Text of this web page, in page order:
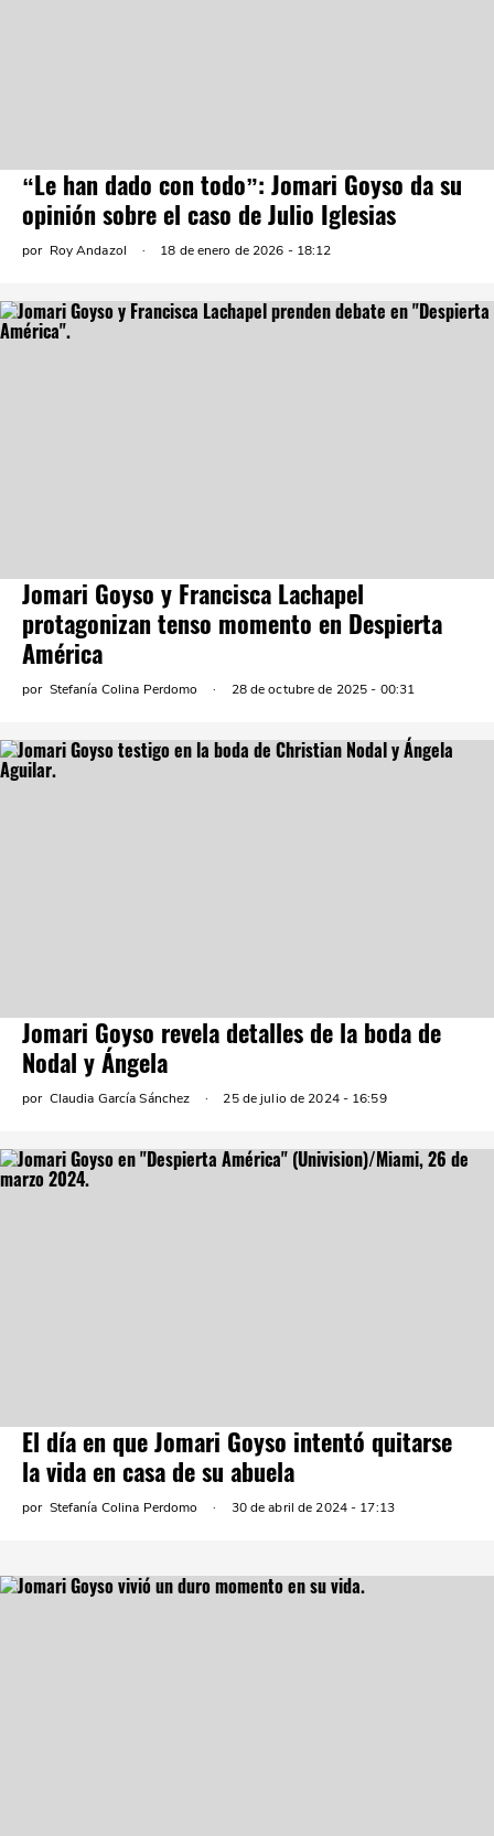
“Le han dado con todo”: Jomari Goyso da su
opinión sobre el caso de Julio Iglesias
por Roy Andazol 18 de enero de 2026 - 18:12
Jomari Goyso y Francisca Lachapel
protagonizan tenso momento en Despierta
América
por Stefanía Colina Perdomo 28 de octubre de 2025 - 00:31
Jomari Goyso revela detalles de la boda de
Nodal y Ángela
por Claudia García Sánchez 25 de julio de 2024 - 16:59
El día en que Jomari Goyso intentó quitarse
la vida en casa de su abuela
por Stefanía Colina Perdomo 30 de abril de 2024 - 17:13